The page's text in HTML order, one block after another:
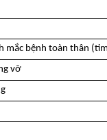
mắc bệnh toàn thân
vỡ